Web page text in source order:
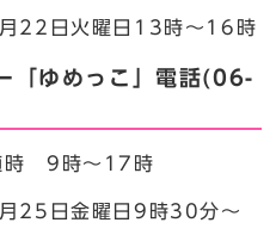
22日火曜日13時～16時
「ゆめっこ」電話(06-
時 9時～17時
25日金曜日9時30分～